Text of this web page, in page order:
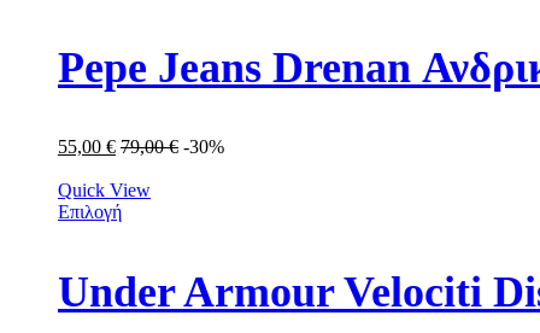
Pepe Jeans Drenan
55,00 € 79,00€ -30%
Quick View
Επιλογή
Under Armour Velociti